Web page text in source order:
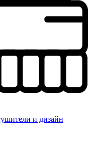
и дизайн